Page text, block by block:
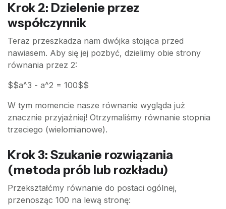
Krok 2: Dzielenie przez
współczynnik
Teraz przeszkadza nam dwójka stojąca przed
nawiasem. Aby się jej pozbyć, dzielimy obie strony
równania przez 2:
$$a^3 - a^2 = 100$$
W tym momencie nasze równanie wygląda już
znacznie przyjaźniej! Otrzymaliśmy równanie stopnia
trzeciego (wielomianowe).
Krok 3: Szukanie rozwiązania
(metoda prób lub rozkładu)
Przekształćmy równanie do postaci ogólnej,
przenosząc 100 na lewą stronę: